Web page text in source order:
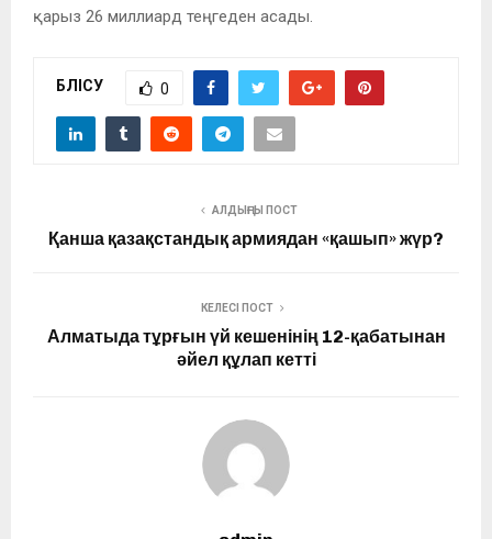
қарыз 26 миллиард теңгеден асады.
БӨЛІСУ 0
АЛДЫҢҒЫ ПОСТ
Қанша қазақстандық армиядан «қашып» жүр?
КЕЛЕСІ ПОСТ
Алматыда тұрғын үй кешенінің 12-қабатынан
әйел құлап кетті